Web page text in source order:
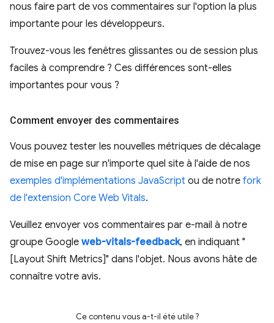
nous faire part de vos commentaires sur l'option la plus
importante pour les développeurs.
Trouvez-vous les fenêtres glissantes ou de session plus
faciles à comprendre ? Ces différences sont-elles
importantes pour vous ?
Comment envoyer des commentaires
Vous pouvez tester les nouvelles métriques de décalage
de mise en page sur n'importe quel site à l'aide de nos
exemples d'implémentations JavaScript ou de notre fork
de l'extension Core Web Vitals.
Veuillez envoyer vos commentaires par e-mail à notre
groupe Google web-vitals-feedback, en indiquant "
[Layout Shift Metrics]" dans l'objet. Nous avons hâte de
connaître votre avis.
Ce contenu vous a-t-il été utile ?